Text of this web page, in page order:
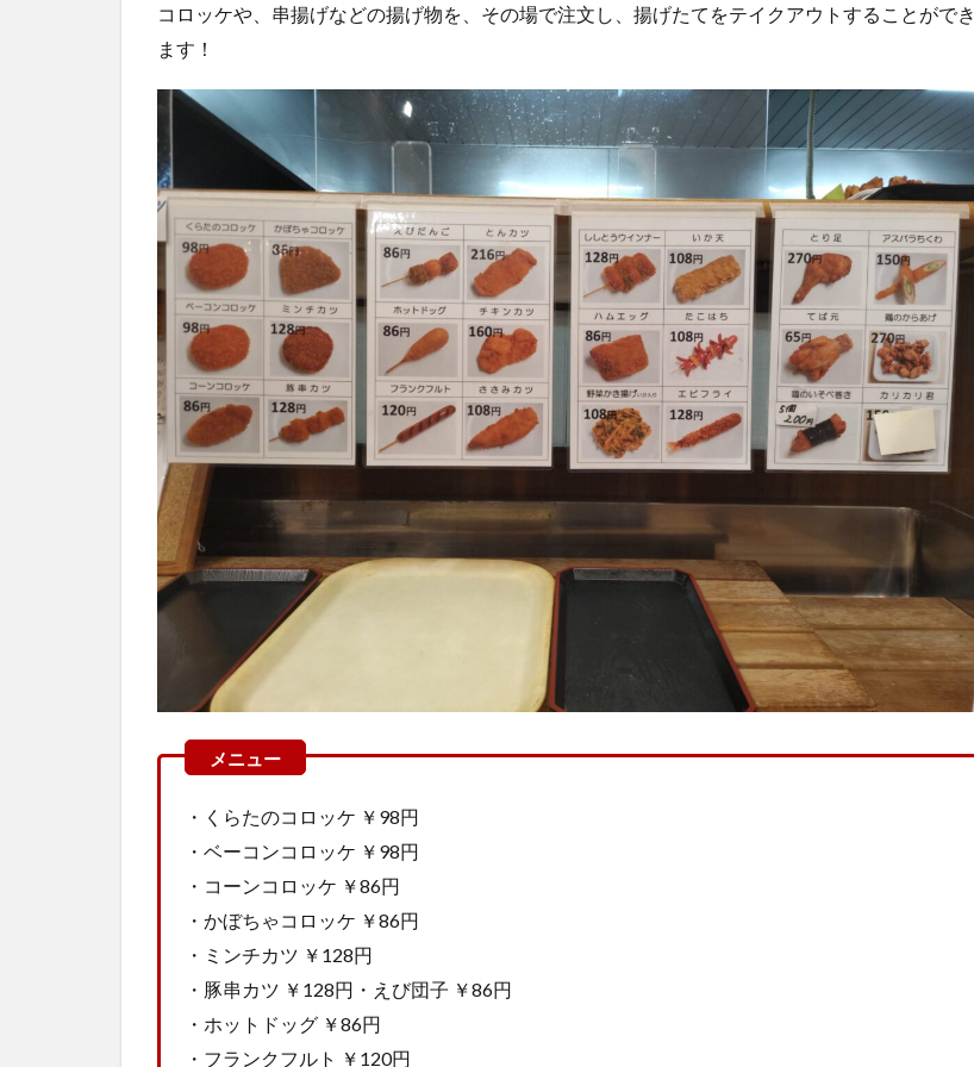
コロッケや、串揚げなどの揚げ物を、その場で注文し、揚げたてをテイクアウトすることができ
ます！
・くらたのコロッケ ￥98円
・ベーコンコロッケ ￥98円
・コーンコロッケ ￥86円
・かぼちゃコロッケ ￥86円
・ミンチカツ ￥128円
・豚串カツ ￥128円・えび団子 ￥86円
・ホットドッグ ￥86円
・フランクフルト ￥120円